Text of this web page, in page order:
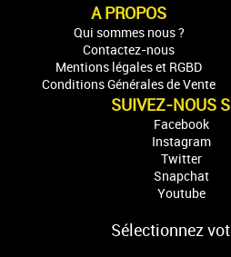
A PROPOS
Qui sommes nous ?
Contactez-nous
Mentions légales et RGBD
Conditions Générales de Vente
SUIVEZ-NOUS
Facebook
Instagram
Twitter
Snapchat
Youtube
Sélectionnez